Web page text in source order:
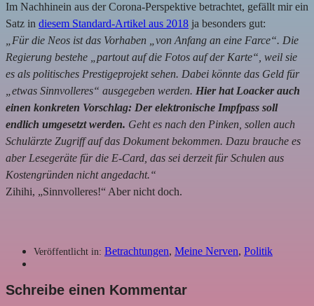
Im Nachhinein aus der Corona-Perspektive betrachtet, gefällt mir ein
Satz in diesem Standard-Artikel aus 2018 ja besonders gut:
„Für die Neos ist das Vorhaben „von Anfang an eine Farce“. Die
Regierung bestehe „partout auf die Fotos auf der Karte“, weil sie
es als politisches Prestigeprojekt sehen. Dabei könnte das Geld für
„etwas Sinnvolleres“ ausgegeben werden. Hier hat Loacker auch
einen konkreten Vorschlag: Der elektronische Impfpass soll
endlich umgesetzt werden. Geht es nach den Pinken, sollen auch
Schulärzte Zugriff auf das Dokument bekommen. Dazu brauche es
aber Lesegeräte für die E-Card, das sei derzeit für Schulen aus
Kostengründen nicht angedacht.“
Zihihi, „Sinnvolleres!“ Aber nicht doch.
Veröffentlicht in: Betrachtungen, Meine Nerven, Politik
Schreibe einen Kommentar